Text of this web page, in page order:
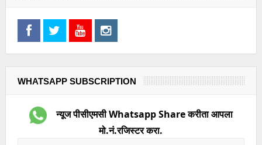
WHATSAPP SUBSCRIPTION
न्यूज पीसीएमसी Whatsapp Share करीता आपला
मो.नं.रजिस्टर करा.